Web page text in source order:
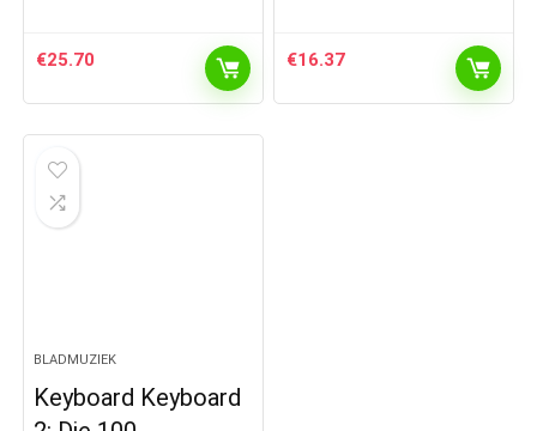
€25.70 €16.37
BLADMUZIEK
Keyboard Keyboard